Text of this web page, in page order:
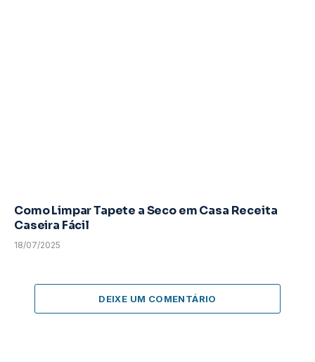
Como Limpar Tapete a Seco em Casa Receita
Caseira Fácil
18/07/2025
DEIXE UM COMENTÁRIO